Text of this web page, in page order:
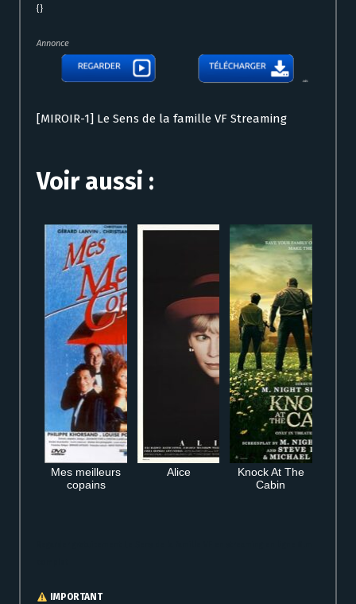
{}
Annonce
[MIROIR-1] Le Sens de la famille VF Streaming
Voir aussi :
Mes meilleurs
copains
Alice
Knock At The
Cabin
IMPORTANT